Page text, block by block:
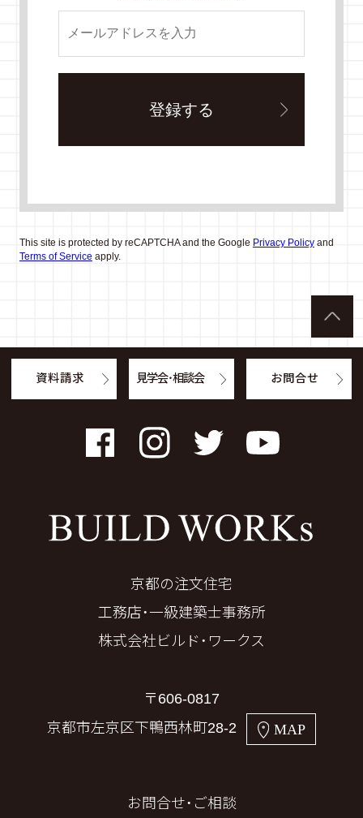
This site is protected by reCAPTCHA and the Google Privacy Policyand
Terms of Service apply.
FacebookInstagramTwitter YouTube
京都の注文住宅
工務店・一級建築士事務所
株式会社ビルド・ワークス
〒606-0817
京都市左京区下鴨西林町28-2
MAP
お問合せ・ご相談
資料請求 見学会・相談会 お問合せ